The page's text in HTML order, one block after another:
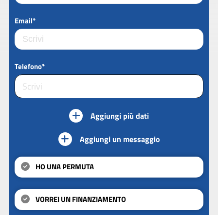
Email*
Telefono*
Aggiungi più dati
Aggiungi un messaggio
HO UNA PERMUTA
VORREI UN FINANZIAMENTO